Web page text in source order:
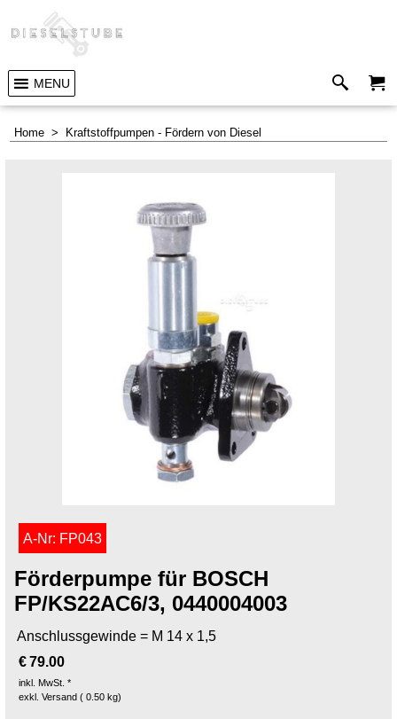
MENU
Home > Kraftstoffpumpen - Fördern von Diesel
A-Nr: FP043
Förderpumpe für BOSCH
FP/KS22AC6/3, 0440004003
Anschlussgewinde = M 14 x 1,5
€79.00
inkl. MwSt. *
exkl. Versand
0.50 kg